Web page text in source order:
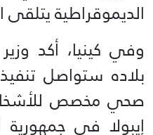
الديموقراطية يتلقى
وفي كينيا، أكد
بلاده ستواصل
صحي مخصص
إيبولا في جمهورية